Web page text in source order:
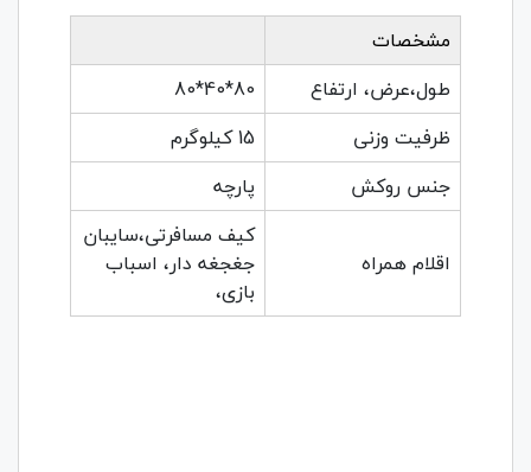
مشخصات
طول،عرض، ارتفاع
80*40*80
ظرفیت وزنی
15 کیلوگرم
جنس روکش
پارچه
اقلام همراه
کیف مسافرتی،سایبان
جغجغه دار، اسباب
بازی،